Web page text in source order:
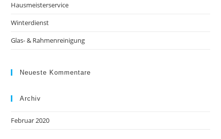
Hausmeisterservice
Winterdienst
Glas- & Rahmenreinigung
Neueste Kommentare
Archiv
Februar 2020